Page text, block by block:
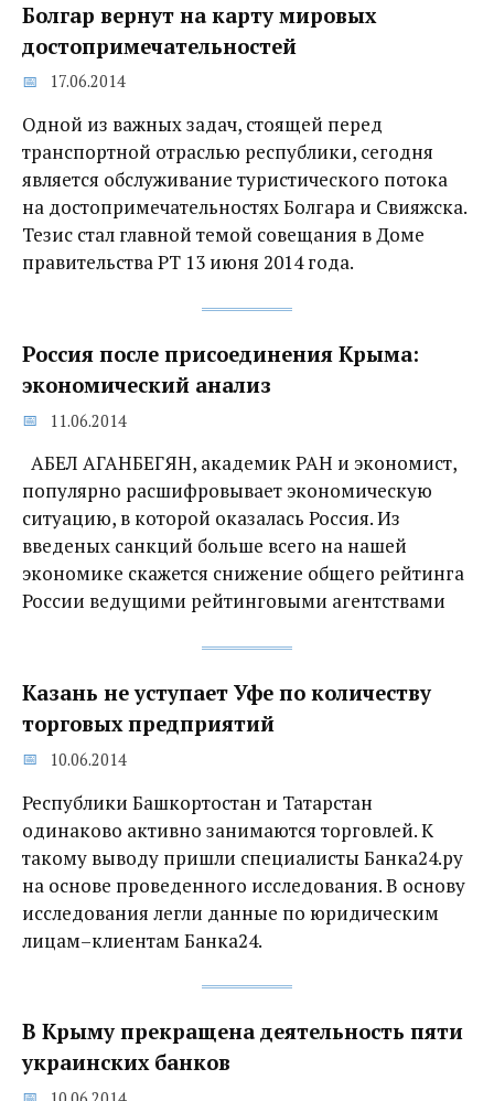
Болгар вернут на карту мировых
достопримечательностей
17.06.2014
Одной из важных задач, стоящей перед
транспортной отраслью республики, сегодня
является обслуживание туристического потока
на достопримечательностях Болгара и Свияжска.
Тезис стал главной темой совещания в Доме
правительства РТ 13 июня 2014 года.
Россия после присоединения Крыма:
экономический анализ
11.06.2014
АБЕЛ АГАНБЕГЯН, академик РАН и экономист,
популярно расшифровывает экономическую
ситуацию, в которой оказалась Россия. Из
введеных санкций больше всего на нашей
экономике скажется снижение общего рейтинга
России ведущими рейтинговыми агентствами
Казань не уступает Уфе по количеству
торговых предприятий
10.06.2014
Республики Башкортостан и Татарстан
одинаково активно занимаются торговлей. К
такому выводу пришли специалисты Банка24.ру
на основе проведенного исследования. В основу
исследования легли данные по юридическим
лицам–клиентам Банка24.
В Крыму прекращена деятельность пяти
украинских банков